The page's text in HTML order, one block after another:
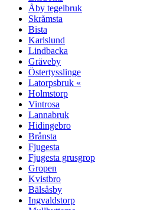
Åby tegelbruk
Skråmsta
Bista
Karlslund
Lindbacka
Gräveby
Östertysslinge
Latorpsbruk «
Holmstorp
Vintrosa
Lannabruk
Hidingebro
Brånsta
Fjugesta
Fjugesta grusgrop
Gropen
Kvistbro
Bälsåsby
Ingvaldstorp